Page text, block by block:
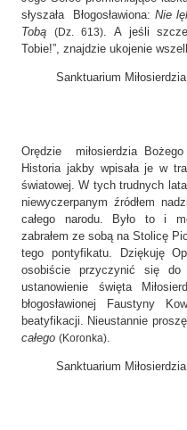
słyszała Błogosławiona: Nie
Tobą
(Dz. 613). A jeśli
Tobie!”, znajdzie ukojenie
Sanktuarium
Orędzie miłosierdzia
Historia jakby wpisała je w
światowej. W tych trudnych
niewyczerpanym źródłem
całego narodu. Było to i
zabrałem ze sobą na Stolicę
tego pontyfikatu. Dziękuję
osobiście przyczynić się do
ustanowienie święta
błogosławionej Faustyny
beatyfikacji. Nieustannie
całego (Koronka).
Sanktuarium